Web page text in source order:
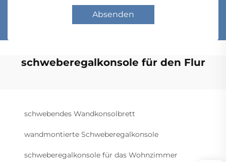
Absenden
schweberegalkonsole für den Flur
schwebendes Wandkonsolbrett
wandmontierte Schweberegalkonsole
schweberegalkonsole für das Wohnzimmer